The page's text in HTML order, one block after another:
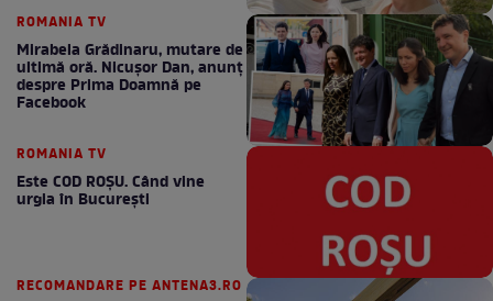
ROMANIA TV
Mirabela Grădinaru, mutare de
ultimă oră. Nicuşor Dan, anunţ
despre Prima Doamnă pe
Facebook
ROMANIA TV
Este COD ROŞU. Când vine
urgia în Bucureşti
RECOMANDARE PE ANTENA3.RO